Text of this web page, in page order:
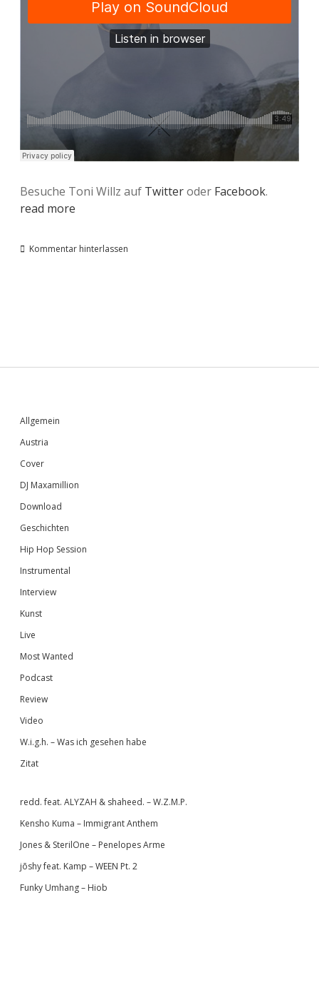
Besuche Toni Willz auf Twitteroder Facebook.
read more
Kommentar hinterlassen
Sidebar
Allgemein
Austria
Cover
DJ Maxamillion
Download
Geschichten
Hip Hop Session
Instrumental
Interview
Kunst
Live
Most Wanted
Podcast
Review
Video
W.i.g.h. – Was ich gesehen habe
Zitat
redd. feat. ALYZAH & shaheed. – W.Z.M.P.
Kensho Kuma – Immigrant Anthem
Jones & SterilOne – Penelopes Arme
jōshy feat. Kamp – WEEN Pt. 2
Funky Umhang – Hiob